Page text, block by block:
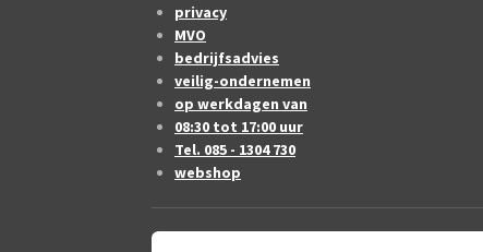
privacy
MVO
bedrijfsadvies
veilig-ondernemen
op werkdagen van
08:30 tot 17:00 uur
Tel. 085 - 1304 730
webshop